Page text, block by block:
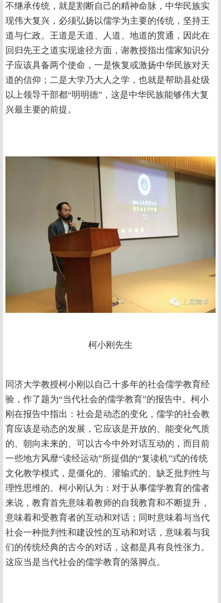
不继承传统，就是割断自己的精神命脉，中华民族实
现伟大复兴，必须弘扬以儒学为主要的传统，坚持王
道与仁政。王道是天道、人道、地道的贯通，因此在
回归先王之道实现途径方面，谢教授指出儒家知识分
子应该具备两个使命，一是恢复或激扬中华民族对天
道的信仰；二是大学乃大人之学，也就是帮助县处级
以上领导干部都“明明德”，这是中华民族能够伟大复
兴最主要的前提。
柯小刚先生
同济大学教授柯小刚以自己十多年的社会儒学教育经
验，作了题为“当代社会的儒学教育”的报告中。柯小
刚在报告中指出：社会是动态的变化，儒学的社会教
育应该是动态的发展，它应该是开放的、能变化气质
的、朝向未来的、可以古今中外对话互动的，而目前
一些地方风靡“读经运动”所提倡的“复读机”式的传统
文化教学模式，是僵化的、灌输式的、缺乏批判性与
理性思维的。柯小刚认为：对于从事儒学教育的儒者
来说，教育首先意味着教师的自我教育和不断提升，
意味着和受教育者的互动和对话；同时意味着与当代
社会一种批判性和建设性的互动和对话，意味着与我
们的传统经典的古今的对话，这都是具有良性张力。
这应当是当代社会的儒学教育的落脚点。